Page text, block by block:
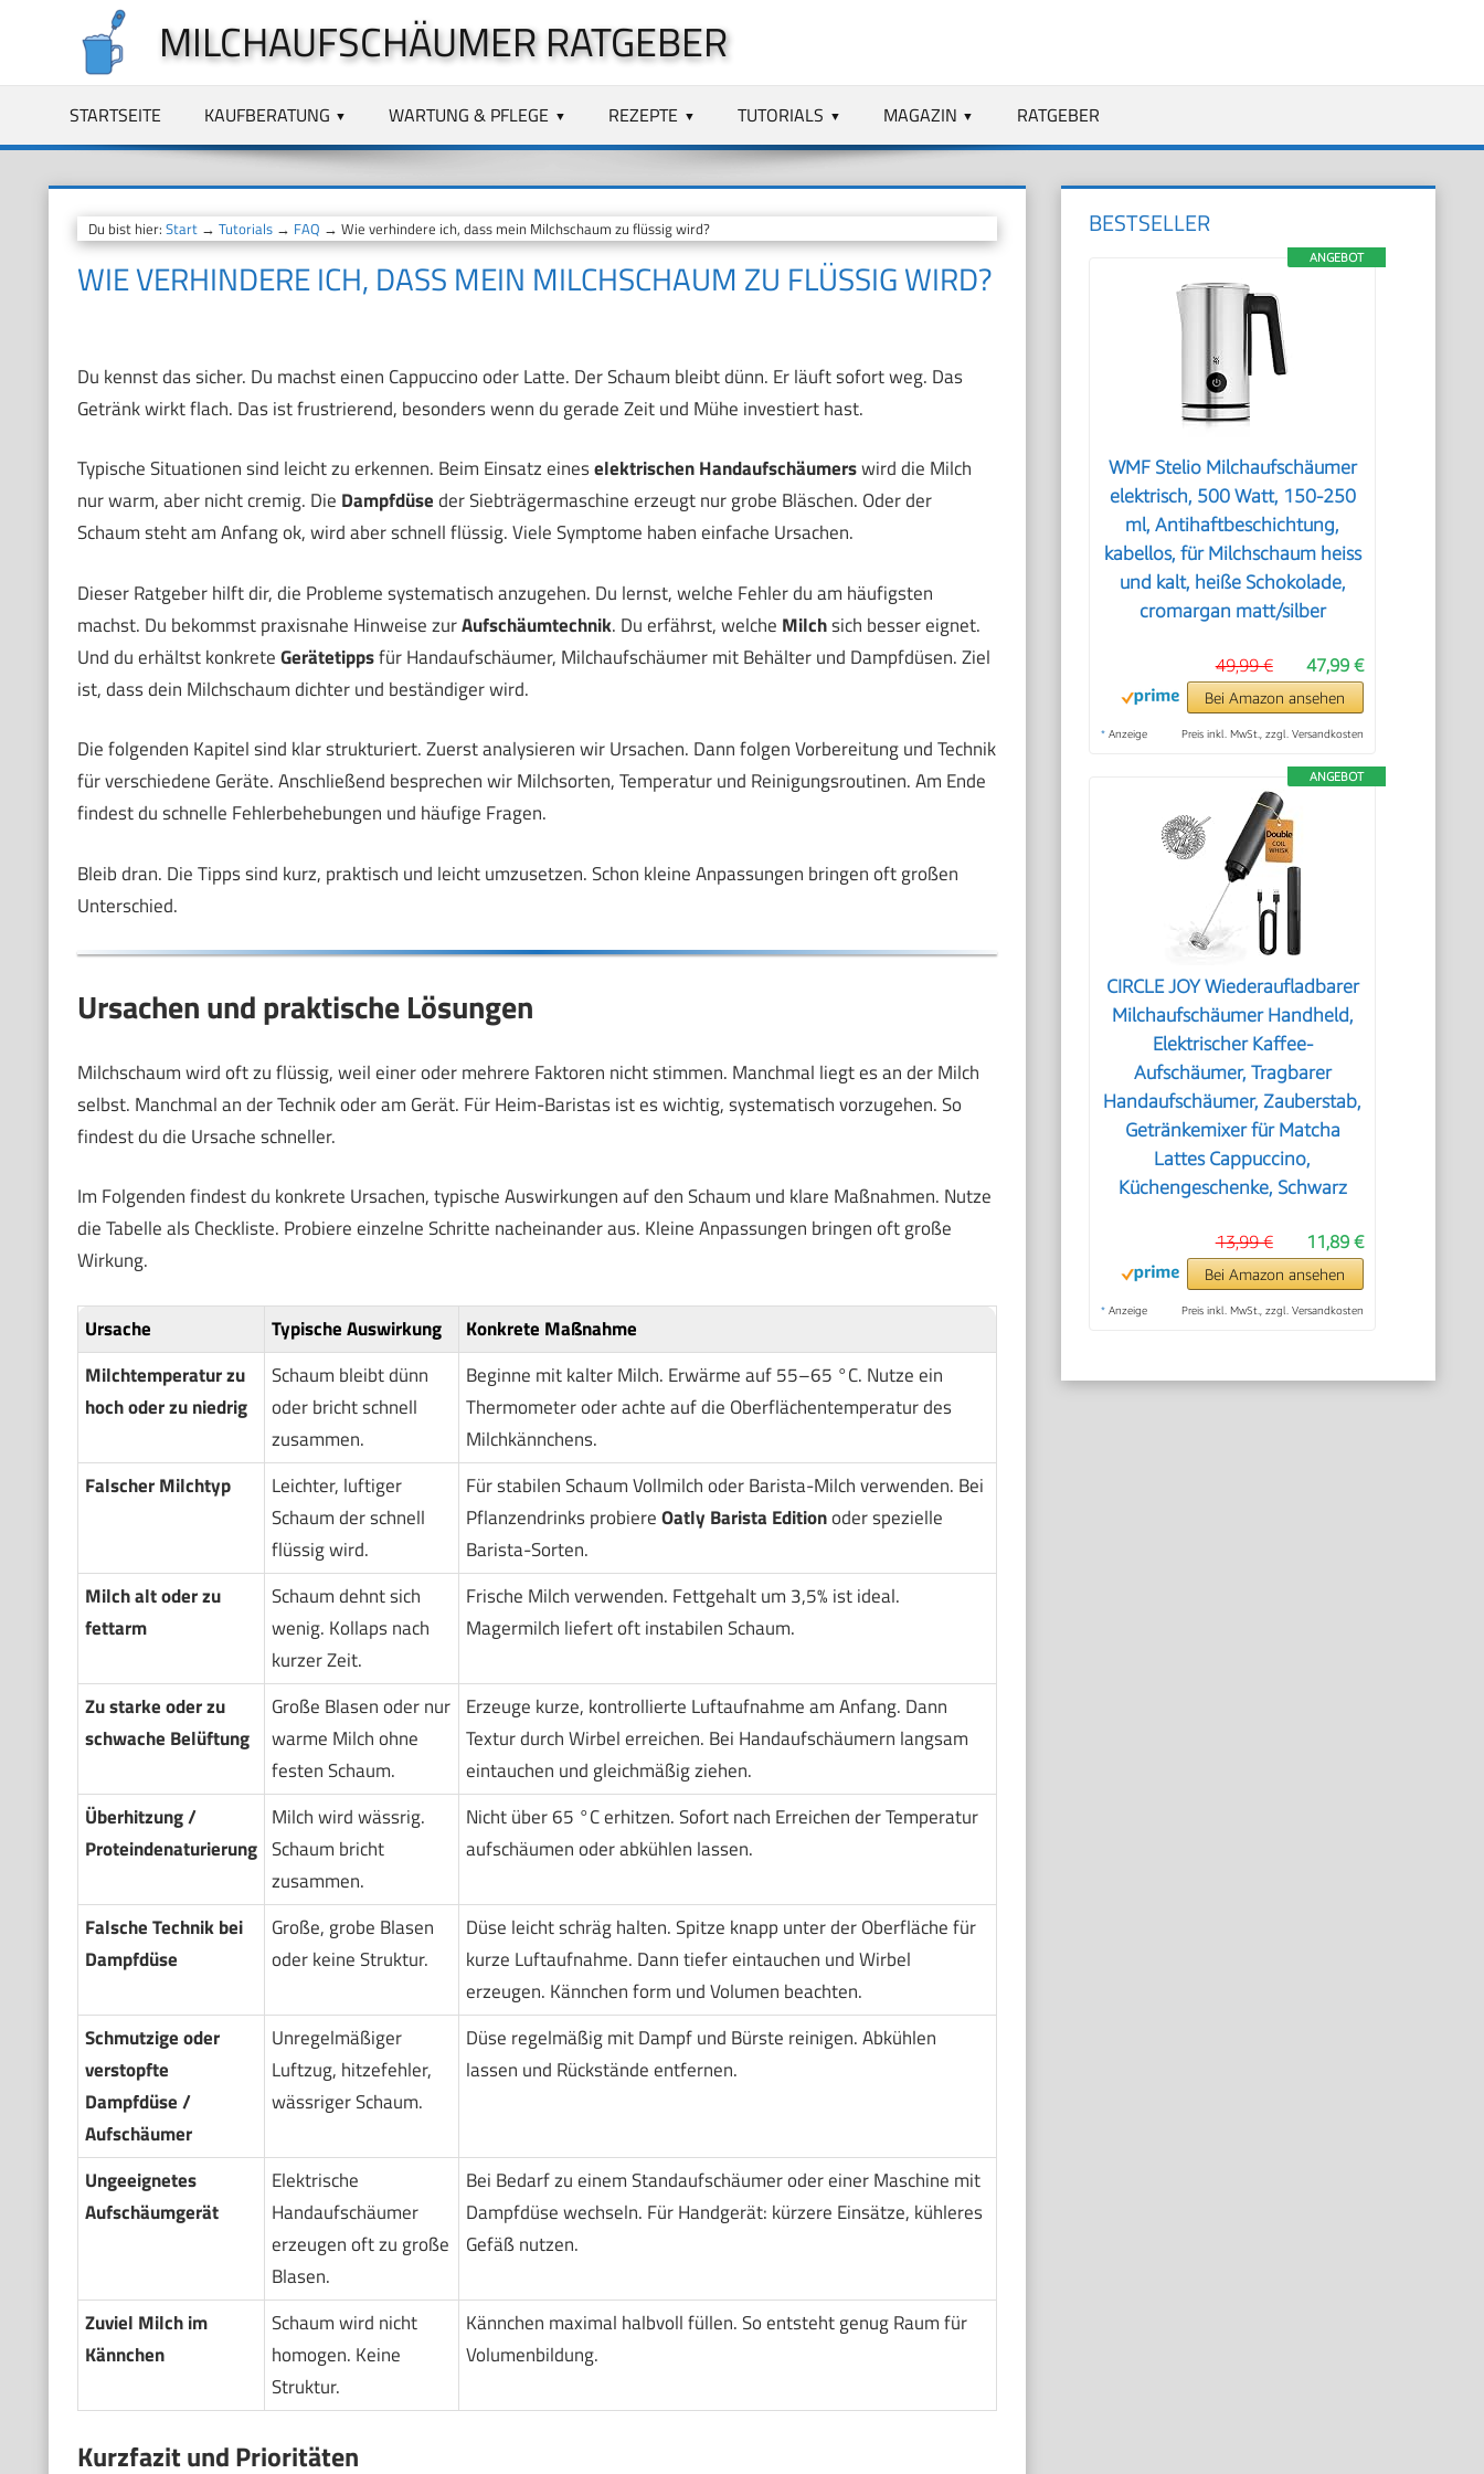
springen
MILCHAUFSCHÄUMER RATGEBER
STARTSEITE KAUFBERATUNG WARTUNG & PFLEGE REZEPTE TUTORIALS MAGAZIN RATGEBER
Du bist hier: Start→ Tutorials→ FAQ → Wie verhindere ich, dass mein Milchschaum zu flüssig wird?
WIE VERHINDERE ICH, DASS MEIN MILCHSCHAUM ZU FLÜSSIG WIRD?
Du kennst das sicher. Du machst einen Cappuccino oder Latte. Der Schaum bleibt dünn. Er läuft sofort weg. Das
Getränk wirkt flach. Das ist frustrierend, besonders wenn du gerade Zeit und Mühe investiert hast.
Typische Situationen sind leicht zu erkennen. Beim Einsatz eineselektrischen Handaufschäumerswird die Milch
nur warm, aber nicht cremig. Die Dampfdüseder Siebträgermaschine erzeugt nur grobe Bläschen. Oder der
Schaum steht am Anfang ok, wird aber schnell flüssig. Viele Symptome haben einfache Ursachen.
Dieser Ratgeber hilft dir, die Probleme systematisch anzugehen. Du lernst, welche Fehler du am häufigsten
machst. Du bekommst praxisnahe Hinweise zurAufschäumtechnik. Du erfährst, welche Milchsich besser eignet.
Und du erhältst konkreteGerätetippsfür Handaufschäumer, Milchaufschäumer mit Behälter und Dampfdüsen. Ziel
ist, dass dein Milchschaum dichter und beständiger wird.
Die folgenden Kapitel sind klar strukturiert. Zuerst analysieren wir Ursachen. Dann folgen Vorbereitung und Technik
für verschiedene Geräte. Anschließend besprechen wir Milchsorten, Temperatur und Reinigungsroutinen. Am Ende
findest du schnelle Fehlerbehebungen und häufige Fragen.
Bleib dran. Die Tipps sind kurz, praktisch und leicht umzusetzen. Schon kleine Anpassungen bringen oft großen
Unterschied.
Ursachen und praktische Lösungen
Milchschaum wird oft zu flüssig, weil einer oder mehrere Faktoren nicht stimmen. Manchmal liegt es an der Milch
selbst. Manchmal an der Technik oder am Gerät. Für Heim-Baristas ist es wichtig, systematisch vorzugehen. So
findest du die Ursache schneller.
Im Folgenden findest du konkrete Ursachen, typische Auswirkungen auf den Schaum und klare Maßnahmen. Nutze
die Tabelle als Checkliste. Probiere einzelne Schritte nacheinander aus. Kleine Anpassungen bringen oft große
Wirkung.
Ursache Typische Auswirkung
Konkrete Maßnahme
Milchtemperatur zu
hoch oder zu niedrig
Schaum bleibt dünn
oder bricht schnell
zusammen.
Beginne mit kalter Milch. Erwärme auf 55–65 °C. Nutze ein
Thermometer oder achte auf die Oberflächentemperatur des
Milchkännchens.
Falscher Milchtyp
Leichter, luftiger
Schaum der schnell
flüssig wird.
Für stabilen Schaum Vollmilch oder Barista-Milch verwenden. Bei
Pflanzendrinks probiereOatly Barista Editionoder spezielle
Barista-Sorten.
Milch alt oder zu
fettarm
Schaum dehnt sich
wenig. Kollaps nach
kurzer Zeit.
Frische Milch verwenden. Fettgehalt um 3,5% ist ideal.
Magermilch liefert oft instabilen Schaum.
Zu starke oder zu
schwache Belüftung
Große Blasen oder nur
warme Milch ohne
festen Schaum.
Erzeuge kurze, kontrollierte Luftaufnahme am Anfang. Dann
Textur durch Wirbel erreichen. Bei Handaufschäumern langsam
eintauchen und gleichmäßig ziehen.
Überhitzung /
Proteindenaturierung
Milch wird wässrig.
Schaum bricht
zusammen.
Nicht über 65 °C erhitzen. Sofort nach Erreichen der Temperatur
aufschäumen oder abkühlen lassen.
Falsche Technik bei
Dampfdüse
Große, grobe Blasen
oder keine Struktur.
Düse leicht schräg halten. Spitze knapp unter der Oberfläche für
kurze Luftaufnahme. Dann tiefer eintauchen und Wirbel
erzeugen. Kännchen form und Volumen beachten.
Schmutzige oder
verstopfte
Dampfdüse /
Aufschäumer
Unregelmäßiger
Luftzug, hitzefehler,
wässriger Schaum.
Düse regelmäßig mit Dampf und Bürste reinigen. Abkühlen
lassen und Rückstände entfernen.
Ungeeignetes
Aufschäumgerät
Elektrische
Handaufschäumer
erzeugen oft zu große
Blasen.
Bei Bedarf zu einem Standaufschäumer oder einer Maschine mit
Dampfdüse wechseln. Für Handgerät: kürzere Einsätze, kühleres
Gefäß nutzen.
Zuviel Milch im
Kännchen
Schaum wird nicht
homogen. Keine
Struktur.
Kännchen maximal halbvoll füllen. So entsteht genug Raum für
Volumenbildung.
Kurzfazit und Prioritäten
BESTSELLER
ANGEBOT
WMF Stelio Milchaufschäumer
elektrisch, 500 Watt, 150-250
ml, Antihaftbeschichtung,
kabellos, für Milchschaum heiss
und kalt, heiße Schokolade,
cromargan matt/silber
47,99 €
49,99 €
Bei Amazon ansehen
* Anzeige Preis inkl. MwSt., zzgl. Versandkosten
ANGEBOT
CIRCLE JOY Wiederaufladbarer
Milchaufschäumer Handheld,
Elektrischer Kaffee-
Aufschäumer, Tragbarer
Handaufschäumer, Zauberstab,
Getränkemixer für Matcha
Lattes Cappuccino,
Küchengeschenke, Schwarz
11,89 €
13,99 €
Bei Amazon ansehen
* Anzeige Preis inkl. MwSt., zzgl. Versandkosten